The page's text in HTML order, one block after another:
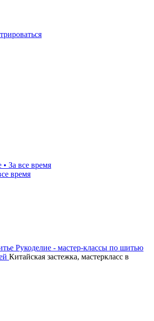
За все время
время
Рукоделие - мастер-классы по шитью
Китайская застежка, мастеркласс в